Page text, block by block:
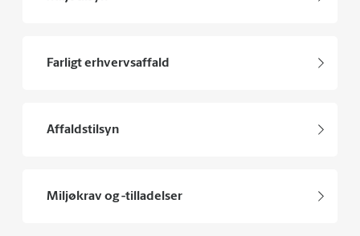
Farligt erhvervsaffald
Affaldstilsyn
Miljøkrav og -tilladelser